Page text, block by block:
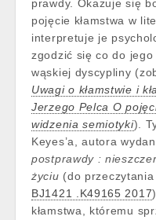
prawdy. Okazuje się
pojęcie kłamstwa w
interpretuje je
zgodzić się co do
wąskiej dyscypliny
Uwagi o kłamstwie i
Jerzego Pelca O
widzenia semiotyki).
Keyes’a, autora
postprawdy :
życiu (do przeczytania
BJ1421 .K49165 2017
kłamstwa, któremu